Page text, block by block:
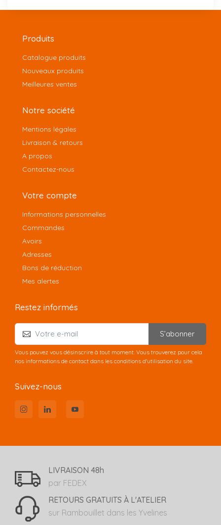
Produits
Catalogue produits
Nouveaux produits
Meilleures ventes
Notre société
Mentions légales
Livraison & retours
A propos
Contactez-nous
Votre compte
Informations personnelles
Commandes
Avoirs
Adresses
Bons de réduction
Mes alertes
Restez informés
S’abonner
Vous pouvez vous désinscrire à tout moment. Vous trouverez pour cela
nos informations de contact dans les conditions d'utilisation du site.
Suivez-nous
LIVRAISON 48h
par FEDEX
RETOURS GRATUITS À L'ATELIER
sur Rambouillet dans les Yvelines